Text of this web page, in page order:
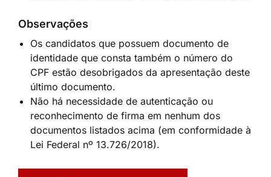
Observações
Os candidatos que possuem documento de
identidade que consta também o número do
CPF estão desobrigados da apresentação deste
último documento.
Não há necessidade de autenticação ou
reconhecimento de firma em nenhum dos
documentos listados acima (em conformidade à
Lei Federal nº 13.726/2018).